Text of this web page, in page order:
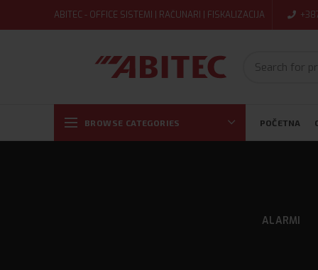
ABITEC - OFFICE SISTEMI | RAČUNARI | FISKALIZACIJA
BROWSE CATEGORIES POČETNA
ALARMI